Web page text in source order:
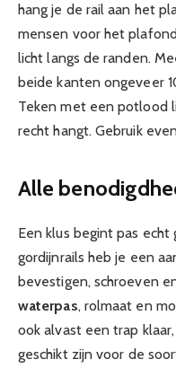
hang je de rail aan het
mensen voor het
licht langs de randen.
beide kanten ongeveer
Teken met een potlood
recht hangt. Gebruik
Alle
Een klus begint pas
gordijnrails heb je een
bevestigen, schroeven
waterpas, rolmaat en
ook alvast een trap
geschikt zijn voor de